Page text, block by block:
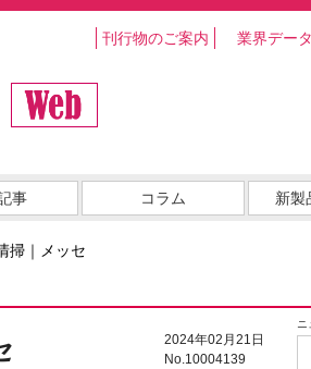
刊行物のご案内 業界データ
事 コラム 新製
掃｜メッセ
ニ
2024年02月21日
No.10004139